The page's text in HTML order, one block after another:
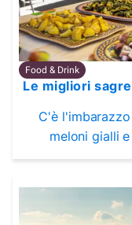
Food & Drink
Le migliori
C'è
meloni gialli